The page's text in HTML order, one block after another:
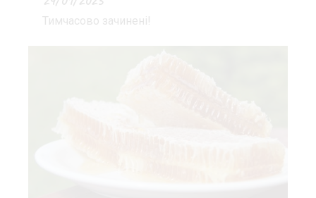
Тимчасово зачинені!